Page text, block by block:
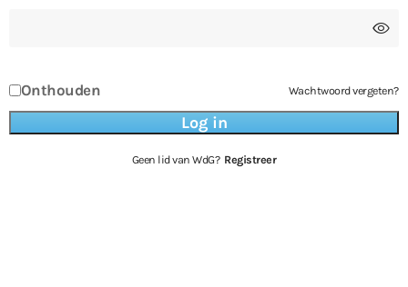
Onthouden Wachtwoord vergeten?
Geen lid van WdG? Registreer